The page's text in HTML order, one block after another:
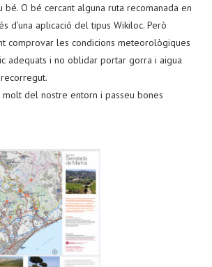
O bé cercant alguna ruta recomanada en
d’una aplicació del tipus Wikiloc. Però
comprovar les condicions meteorològiques
adequats i no oblidar portar gorra i aigua
del nostre entorn i passeu bones